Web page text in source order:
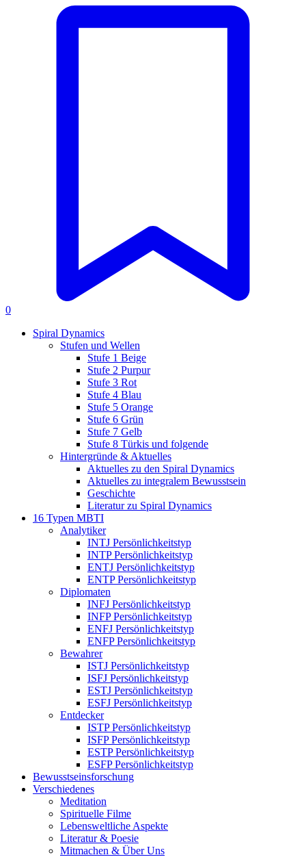
0
Spiral Dynamics
Stufen und Wellen
Stufe 1 Beige
Stufe 2 Purpur
Stufe 3 Rot
Stufe 4 Blau
Stufe 5 Orange
Stufe 6 Grün
Stufe 7 Gelb
Stufe 8 Türkis und folgende
Hintergründe & Aktuelles
Aktuelles zu den Spiral Dynamics
Aktuelles zu integralem Bewusstsein
Geschichte
Literatur zu Spiral Dynamics
16 Typen MBTI
Analytiker
INTJ Persönlichkeitstyp
INTP Persönlichkeitstyp
ENTJ Persönlichkeitstyp
ENTP Persönlichkeitstyp
Diplomaten
INFJ Persönlichkeitstyp
INFP Persönlichkeitstyp
ENFJ Persönlichkeitstyp
ENFP Persönlichkeitstyp
Bewahrer
ISTJ Persönlichkeitstyp
ISFJ Persönlichkeitstyp
ESTJ Persönlichkeitstyp
ESFJ Persönlichkeitstyp
Entdecker
ISTP Persönlichkeitstyp
ISFP Persönlichkeitstyp
ESTP Persönlichkeitstyp
ESFP Persönlichkeitstyp
Bewusstseinsforschung
Verschiedenes
Meditation
Spirituelle Filme
Lebensweltliche Aspekte
Literatur & Poesie
Mitmachen & Über Uns